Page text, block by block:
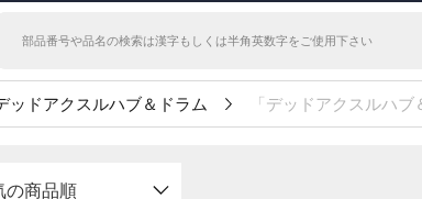
ッドアクスルハブ＆ドラム 「デッドアクスルハ
の商品順